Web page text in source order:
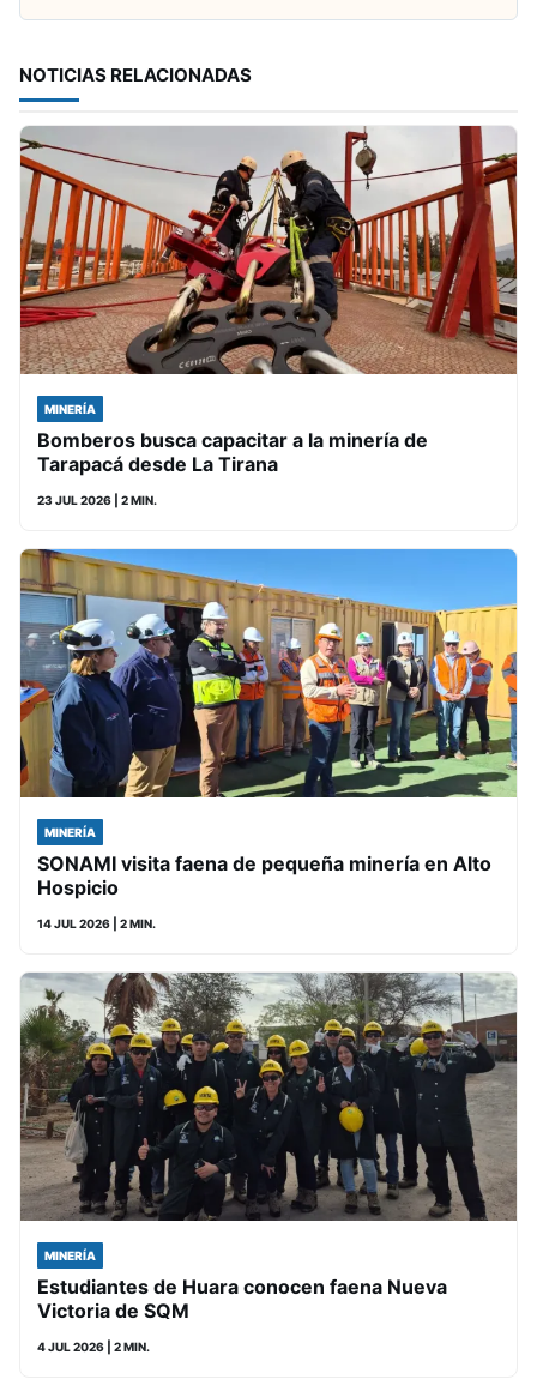
NOTICIAS RELACIONADAS
MINERÍA
Bomberos busca capacitar a la minería de
Tarapacá desde La Tirana
23 JUL 2026 | 2 MIN.
MINERÍA
SONAMI visita faena de pequeña minería en Alto
Hospicio
14 JUL 2026 | 2 MIN.
MINERÍA
Estudiantes de Huara conocen faena Nueva
Victoria de SQM
4 JUL 2026 | 2 MIN.